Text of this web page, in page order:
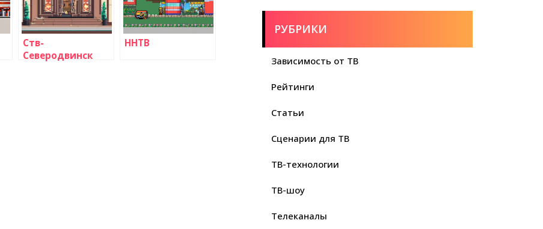
Ств-
Северодвинск
ННТВ
РУБРИКИ
Зависимость от ТВ
Рейтинги
Статьи
Сценарии для ТВ
ТВ-технологии
ТВ-шоу
Телеканалы